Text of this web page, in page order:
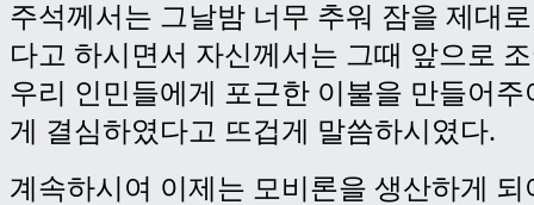
주석께서는 그날밤 너무 추워 잠을 제대
다고 하시면서 자신께서는 그때 앞으로
우리 인민들에게 포근한 이불을 만들어
게 결심하였다고 뜨겁게 말씀하시였다.
계속하시여 이제는 모비론을 생산하게